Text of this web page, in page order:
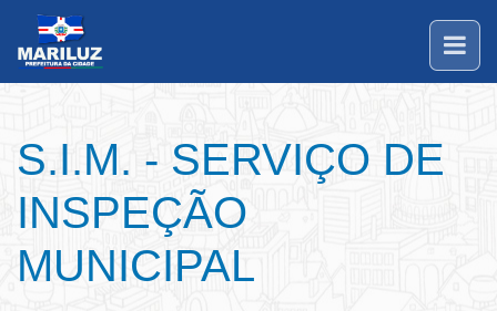
S.I.M. - SERVIÇO DE
INSPEÇÃO
MUNICIPAL